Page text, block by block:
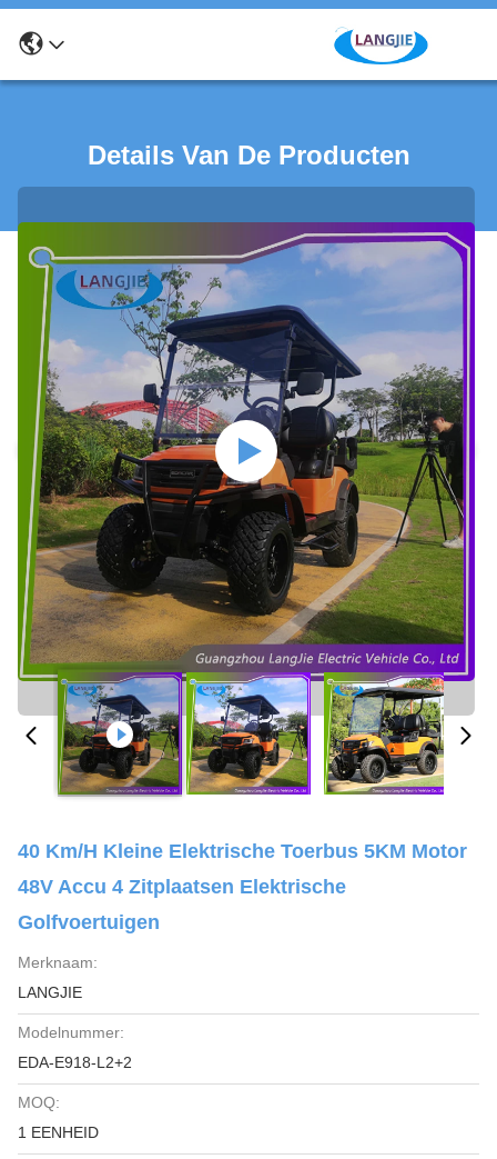
Details Van De Producten
40 Km/H Kleine Elektrische Toerbus 5KM Motor
48V Accu 4 Zitplaatsen Elektrische
Golfvoertuigen
Merknaam:
LANGJIE
Modelnummer:
EDA-E918-L2+2
MOQ:
1 EENHEID